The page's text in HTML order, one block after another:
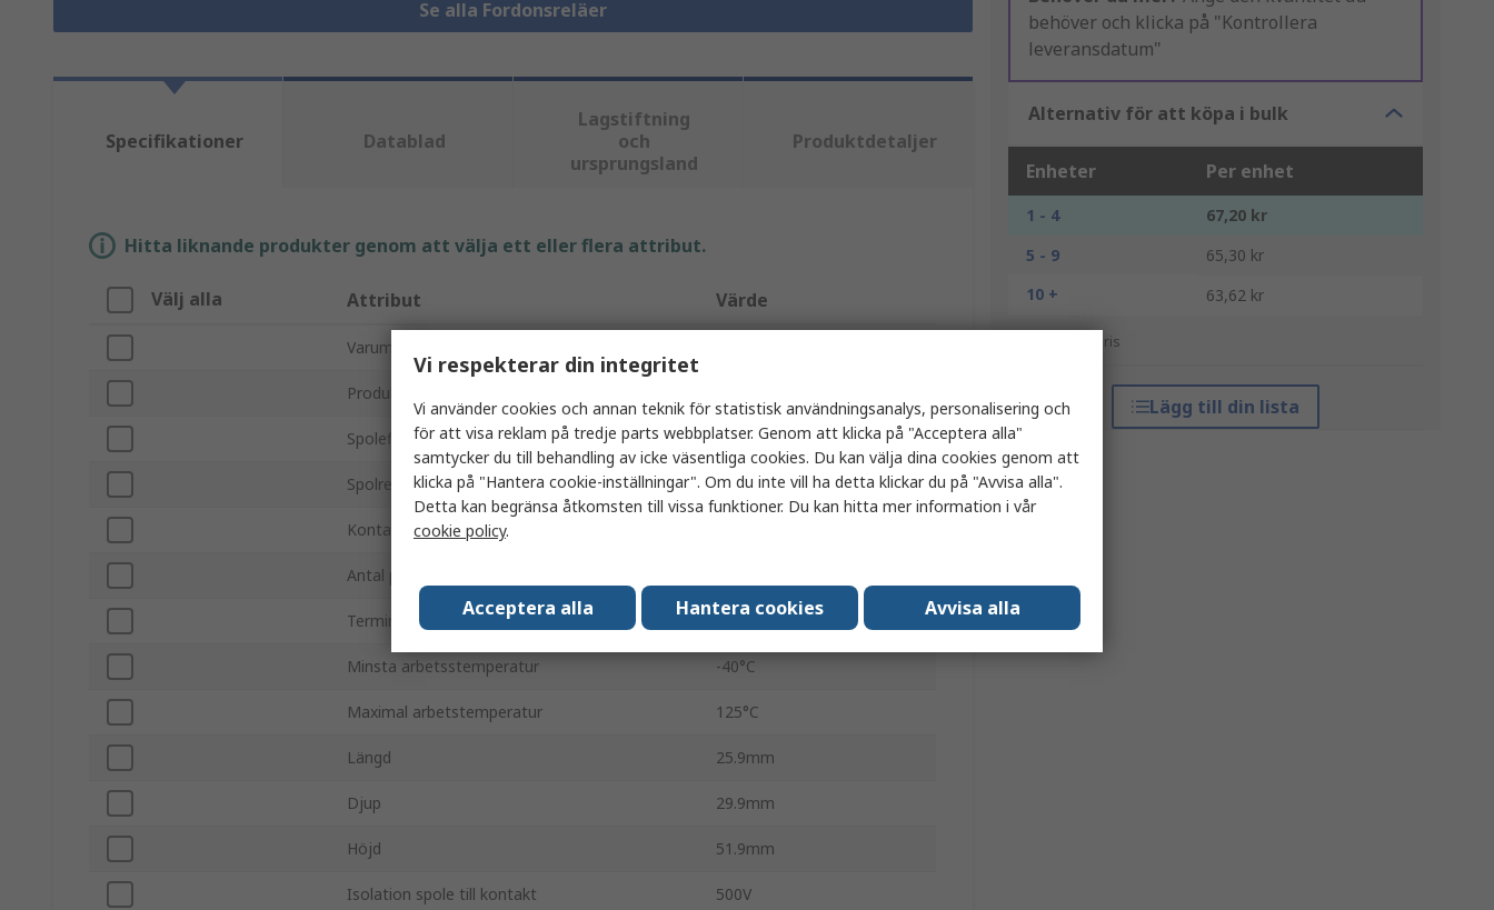
Se alla Fordonsreläer
behöver och klicka på "Kontrollera
leveransdatum"
Alternativ för att köpa i bulk
Enheter Per enhet
1 - 4
67,20 kr
5 - 9
65,30 kr
10 +
63,62 kr
*vägledande pris
Lägg till din lista
Specifikationer Datablad
Lagstiftning
och
ursprungsland
Produktdetaljer
Hitta liknande produkter genom att välja ett eller flera attribut.
Välj alla Attribut Värde
Varumärke
Produkttyp
Spoleffekt 1.6W
Spolresistans 90Ω
Kontaktkonfiguration
Antal poler
Terminaltyp Snabbkoppling
Minsta arbetsstemperatur -40°C
Maximal arbetstemperatur 125°C
Längd 25.9mm
Djup 29.9mm
Höjd 51.9mm
Isolation spole till kontakt 500V
Vi respekterar din integritet
Vi använder cookies och annan teknik för statistisk användningsanalys, personalisering och
för att visa reklam på tredje parts webbplatser. Genom att klicka på "Acceptera alla"
samtycker du till behandling av icke väsentliga cookies. Du kan välja dina cookies genom att
klicka på "Hantera cookie-inställningar". Om du inte vill ha detta klickar du på "Avvisa alla".
Detta kan begränsa åtkomsten till vissa funktioner. Du kan hitta mer information i vår
cookie policy.
Acceptera alla Hantera cookies Avvisa alla